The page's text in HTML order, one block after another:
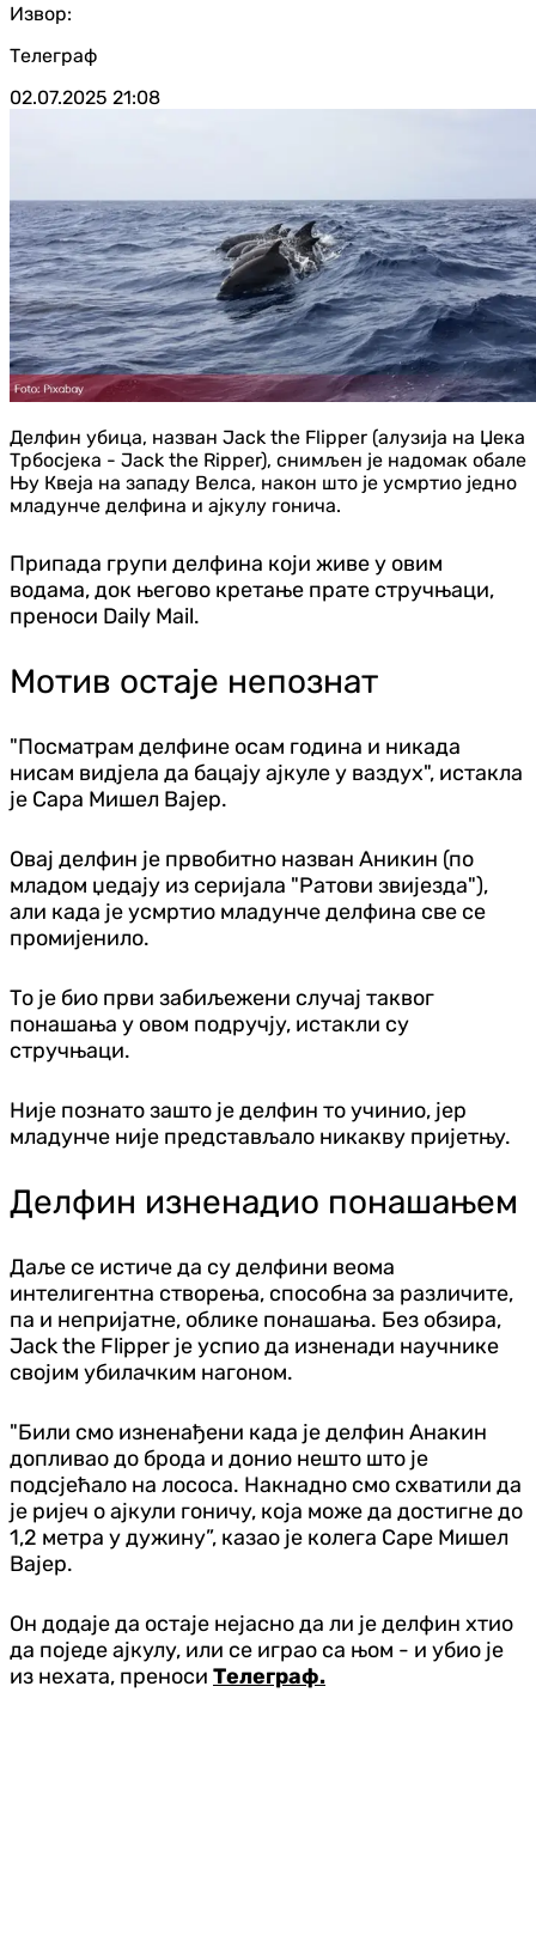
Извор:
Телеграф
02.07.2025 21:08
Делфин убица, назван Jack the Flipper (алузија на Џека
Трбосјека - Jack the Ripper), снимљен је надомак обале
Њу Квеја на западу Велса, након што је усмртио једно
младунче делфина и ајкулу гонича.
Припада групи делфина који живе у овим
водама, док његово кретање прате стручњаци,
преноси Daily Mail.
Мотив остаје непознат
"Посматрам делфине осам година и никада
нисам вид‌јела да бацају ајкуле у ваздух", истакла
је Сара Мишел Вајер.
Овај делфин је првобитно назван Аникин (по
младом џедају из серијала "Ратови звијезда"),
али када је усмртио младунче делфина све се
промијенило.
То је био први забиљежени случај таквог
понашања у овом подручју, истакли су
стручњаци.
Није познато зашто је делфин то учинио, јер
младунче није представљало никакву пријетњу.
Делфин изненадио понашањем
Даље се истиче да су делфини веома
интелигентна створења, способна за различите,
па и непријатне, облике понашања. Без обзира,
Jack the Flipper је успио да изненади научнике
својим убилачким нагоном.
"Били смо изненађени када је делфин Анакин
допливао до брода и донио нешто што је
подсјећало на лососа. Накнадно смо схватили да
је ријеч о ајкули гоничу, која може да достигне до
1,2 метра у дужину”, казао је колега Саре Мишел
Вајер.
Он додаје да остаје нејасно да ли је делфин хтио
да поједе ајкулу, или се играо са њом - и убио је
из нехата, преноси Телеграф.